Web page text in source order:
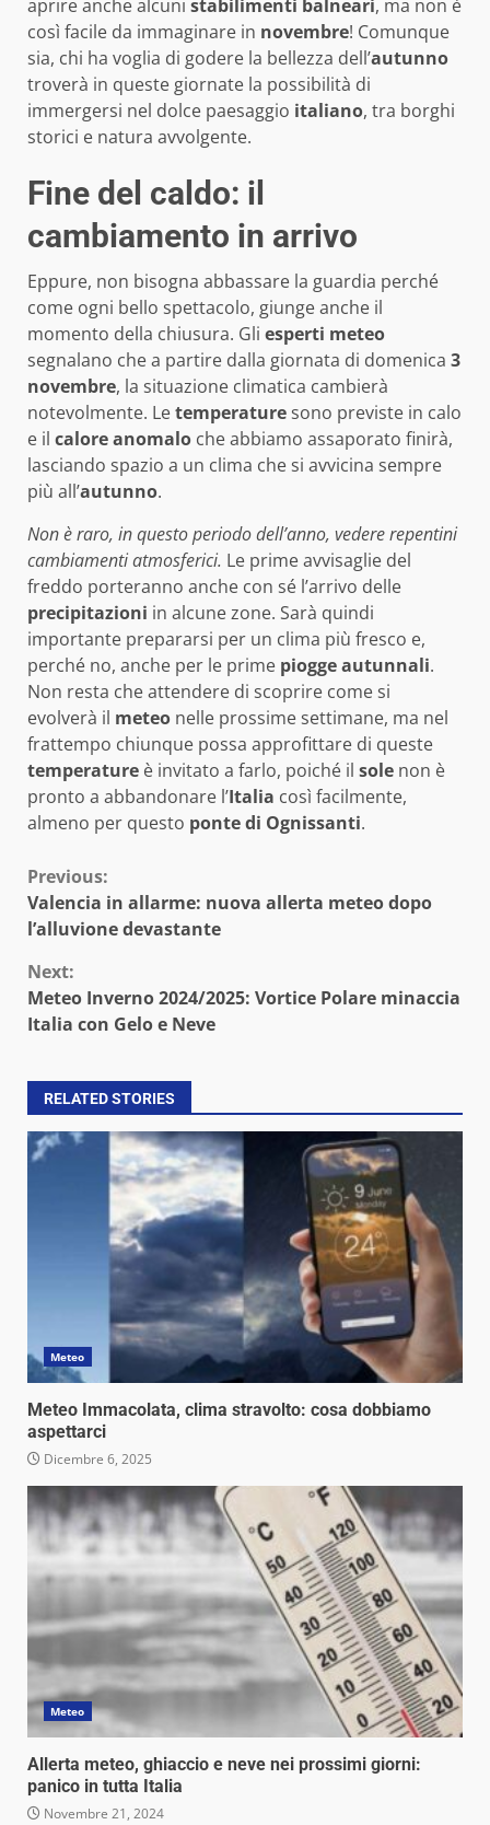
aprire anche alcuni stabilimenti balneari, ma non è
così facile da immaginare in novembre! Comunque
sia, chi ha voglia di godere la bellezza dell’autunno
troverà in queste giornate la possibilità di
immergersi nel dolce paesaggio italiano, tra borghi
storici e natura avvolgente.
Fine del caldo: il
cambiamento in arrivo
Eppure, non bisogna abbassare la guardia perché
come ogni bello spettacolo, giunge anche il
momento della chiusura. Gli esperti meteo
segnalano che a partire dalla giornata di domenica 3
novembre, la situazione climatica cambierà
notevolmente. Letemperaturesono previste in calo
e il calore anomalo che abbiamo assaporato finirà,
lasciando spazio a un clima che si avvicina sempre
più all’autunno.
Non è raro, in questo periodo dell’anno, vedere repentini
cambiamenti atmosferici. Le prime avvisaglie del
freddo porteranno anche con sé l’arrivo delle
precipitazioni in alcune zone. Sarà quindi
importante prepararsi per un clima più fresco e,
perché no, anche per le prime piogge autunnali.
Non resta che attendere di scoprire come si
evolverà il meteo nelle prossime settimane, ma nel
frattempo chiunque possa approfittare di queste
temperature è invitato a farlo, poiché il sole non è
pronto a abbandonare l’Italia così facilmente,
almeno per questo ponte di Ognissanti.
Continue
Reading
Previous:
Valencia in allarme: nuova allerta meteo dopo
l’alluvione devastante
Next:
Meteo Inverno 2024/2025: Vortice Polare minaccia
Italia con Gelo e Neve
RELATED STORIES
Meteo
Meteo Immacolata, clima stravolto: cosa dobbiamo
aspettarci
Dicembre 6, 2025
Meteo
Allerta meteo, ghiaccio e neve nei prossimi giorni:
panico in tutta Italia
Novembre 21, 2024